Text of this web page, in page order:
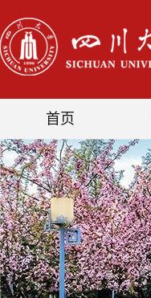
首页